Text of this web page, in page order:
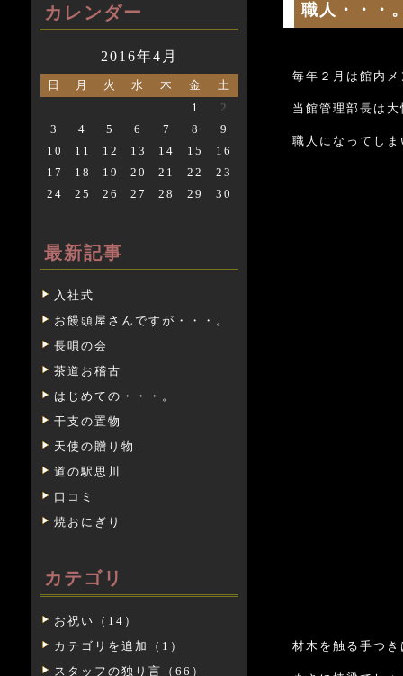
カレンダー
2016年4月
日 月 火 水 木 金
土
1
2
3
4 5 6 7 8
9
10
11 12 13 14 15
16
17
18 19 20 21 22
23
24
25 26 27 28 29 30
最新記事
入社式
お饅頭屋さんですが・・・。
長唄の会
茶道お稽古
はじめての・・・。
干支の置物
天使の贈り物
道の駅思川
口コミ
焼おにぎり
カテゴリ
お祝い（14）
カテゴリを追加（1）
スタッフの独り言（66）
職人・・・
毎年２月は館内
当館管理部長は
職人になってし
材木を触る手つき